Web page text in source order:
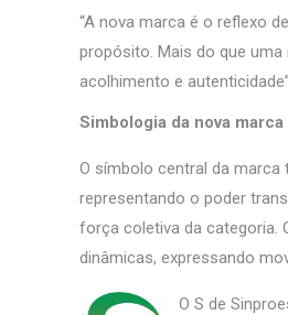
“A nova marca é o reflexo
propósito. Mais do que
acolhimento e
Simbologia da nova marca
O símbolo central da marca
representando o poder
força coletiva da categoria.
dinâmicas, expressando
O S de